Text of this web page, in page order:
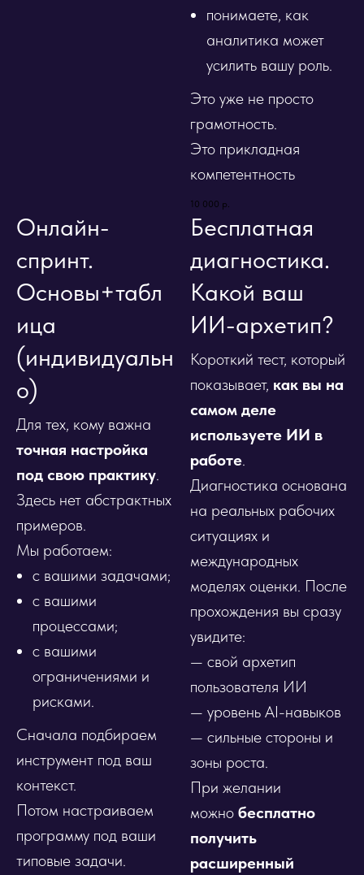
понимаете, как
аналитика может
усилить вашу роль.
Это уже не просто
грамотность.
Это прикладная
компетентность
10 000 р.
Онлайн-
спринт.
Основы+табл
ица
(индивидуальн
о)
Для тех, кому важна
точная настройка
под свою практику.
Здесь нет абстрактных
примеров.
Мы работаем:
с вашими задачами;
с вашими
процессами;
с вашими
ограничениями и
рисками.
Сначала подбираем
инструмент под ваш
контекст.
Потом настраиваем
программу под ваши
типовые задачи.
Бесплатная
диагностика.
Какой ваш
ИИ-архетип?
Короткий тест, который
показывает, как вы на
самом деле
используете ИИ в
работе.
Диагностика основана
на реальных рабочих
ситуациях и
международных
моделях оценки. После
прохождения вы сразу
увидите:
— свой архетип
пользователя ИИ
— уровень AI-навыков
— сильные стороны и
зоны роста.
При желании
можно бесплатно
получить
расширенный